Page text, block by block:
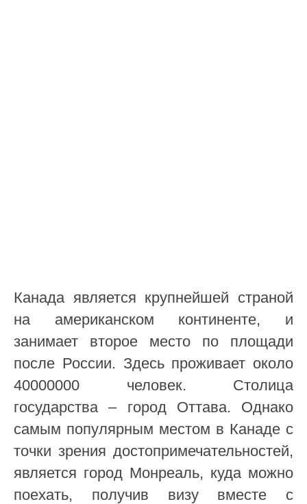
Канада является крупнейшей страной
на американском континенте, и
занимает второе место по площади
после России. Здесь проживает около
40000000 человек. Столица
государства – город Оттава. Однако
самым популярным местом в Канаде с
точки зрения достопримечательностей,
является город Монреаль, куда можно
поехать, получив визу вместе с